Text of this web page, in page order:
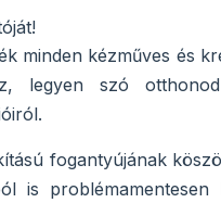
minden kézműves és
legyen szó
fogantyújának
is